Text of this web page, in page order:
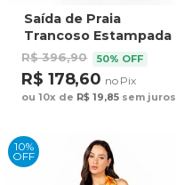
Saída de Praia
Trancoso Estampada
Arara Banana
Bordado Barrado
R$ 396,90 50% OFF
R$ 178,60 no Pix
ou 10x de R$ 19,85 sem juros
10%
OFF